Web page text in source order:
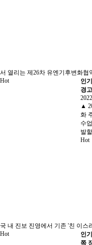
서 열리는 제26차 유엔기후변화협
Hot
인기
경
▲
화
수
발
Hot
국 내 진보 진영에서 기존 '친 이스
Hot
인기
쪽